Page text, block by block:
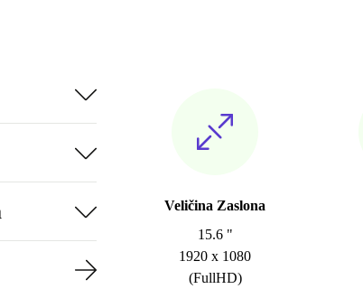
Veličina Zaslona
15.6 "
1920 x 1080
(FullHD)